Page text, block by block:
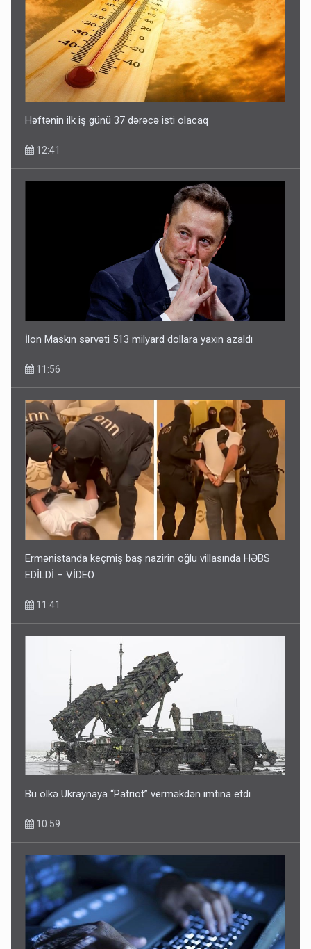
Həftənin ilk iş günü 37 dərəcə isti olacaq
12:41
İlon Maskın sərvəti 513 milyard dollara yaxın azaldı
11:56
Ermənistanda keçmiş baş nazirin oğlu villasında HƏBS
EDİLDİ – VİDEO
11:41
Bu ölkə Ukraynaya “Patriot” verməkdən imtina etdi
10:59